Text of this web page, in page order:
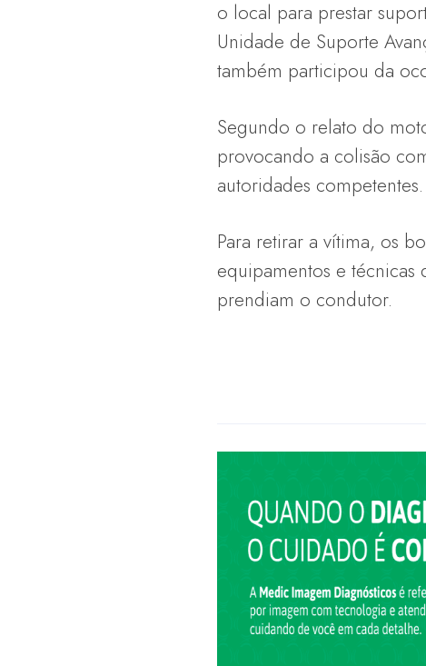
o local para prestar
Unidade de Suporte
também participou da
Segundo o relato do
provocando a colisão
autoridades competentes.
Para retirar a vítima, os
equipamentos e técnicas
prendiam o condutor.